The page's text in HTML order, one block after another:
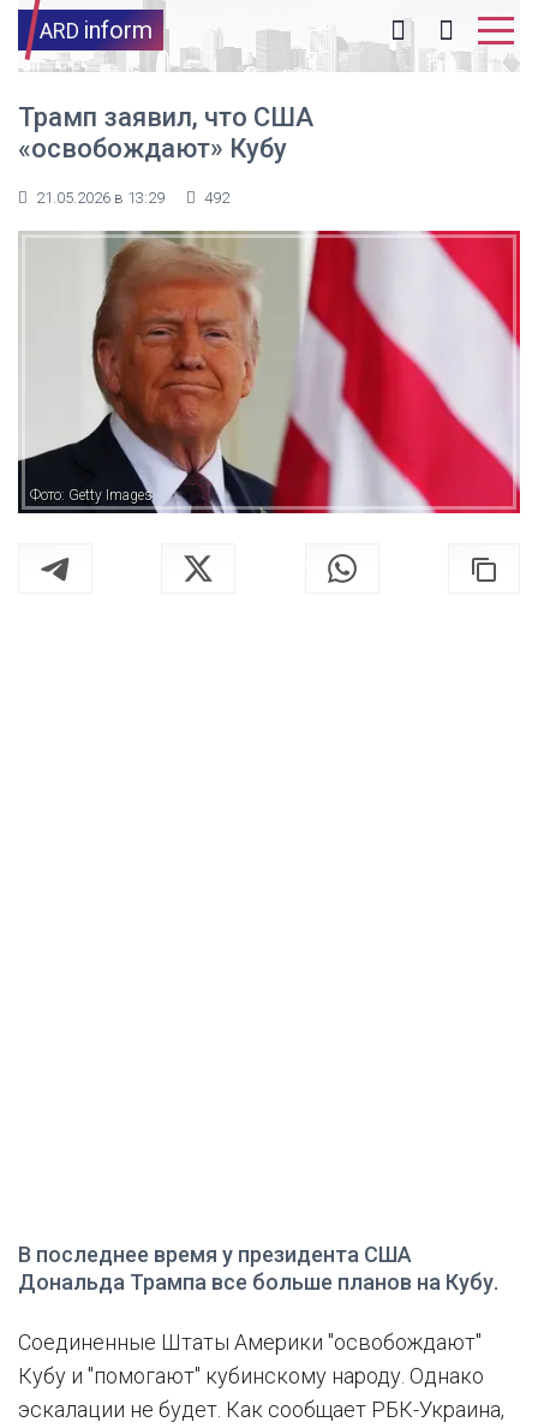
ARD inform
Трамп заявил, что США
«освобождают» Кубу
21.05.2026 в 13:29 492
Фото: Getty Images
В последнее время у президента США
Дональда Трампа все больше планов на Кубу.
Соединенные Штаты Америки "освобождают"
Кубу и "помогают" кубинскому народу. Однако
эскалации не будет. Как сообщает РБК-Украина,